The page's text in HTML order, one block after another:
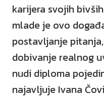
karijera svojih
mlade je ovo
postavljanje
dobivanje realnog
nudi diploma
najavljuje Ivana